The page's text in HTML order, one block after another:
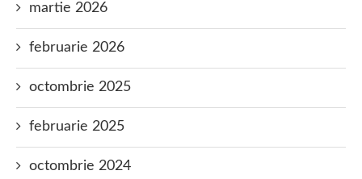
martie 2026
februarie 2026
octombrie 2025
februarie 2025
octombrie 2024